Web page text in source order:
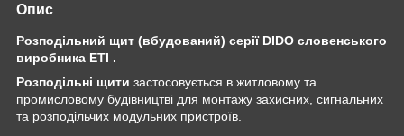
Опис
Розподільний щит (вбудований) серії DIDO словенського
виробника ETI .
Розподільні щити застосовується в житловому та
промисловому будівництві для монтажу захисних, сигнальних
та розподільчих модульних пристроїв.